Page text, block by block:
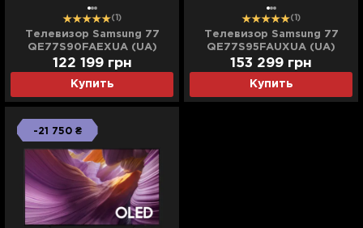
(1)
Телевизор Samsung 77
QE77S90FAEXUA (UA)
Купить
122 199 грн
(1)
Телевизор Samsung 77
QE77S95FAUXUA (UA)
Купить
153 299 грн
-21 750 ₴